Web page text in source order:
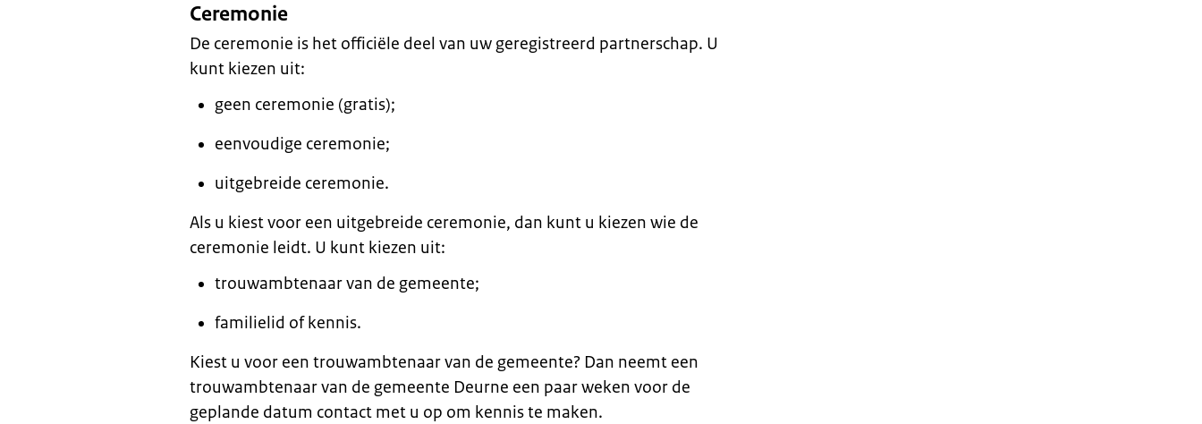
Ceremonie
De ceremonie is het officiële deel van uw geregistreerd partnerschap. U
kunt kiezen uit:
geen ceremonie (gratis);
eenvoudige ceremonie;
uitgebreide ceremonie.
Als u kiest voor een uitgebreide ceremonie, dan kunt u kiezen wie de
ceremonie leidt. U kunt kiezen uit:
trouwambtenaar van de gemeente;
familielid of kennis.
Kiest u voor een trouwambtenaar van de gemeente? Dan neemt een
trouwambtenaar van de gemeente Deurne een paar weken voor de
geplande datum contact met u op om kennis te maken.